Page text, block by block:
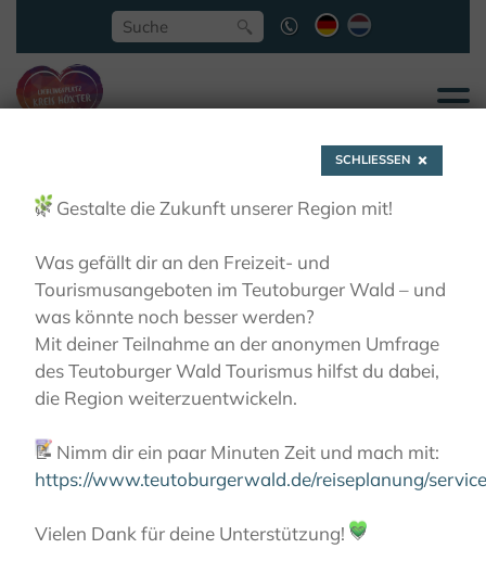
Erlesene Natur
AKTIVITÄTEN RADFAHREN
SCHLIESSEN
🌿 Gestalte die Zukunft unserer Region mit!
Was gefällt dir an den Freizeit- und
Tourismusangeboten im Teutoburger Wald – und
was könnte noch besser werden?
Mit deiner Teilnahme an der anonymen Umfrage
des Teutoburger Wald Tourismus hilfst du dabei,
die Region weiterzuentwickeln.
📝 Nimm dir ein paar Minuten Zeit und mach mit:
https://www.teutoburgerwald.de/reiseplanung/
Vielen Dank für deine Unterstützung! 💚